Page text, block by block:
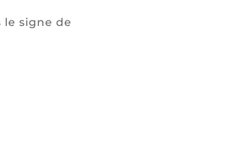
signe de